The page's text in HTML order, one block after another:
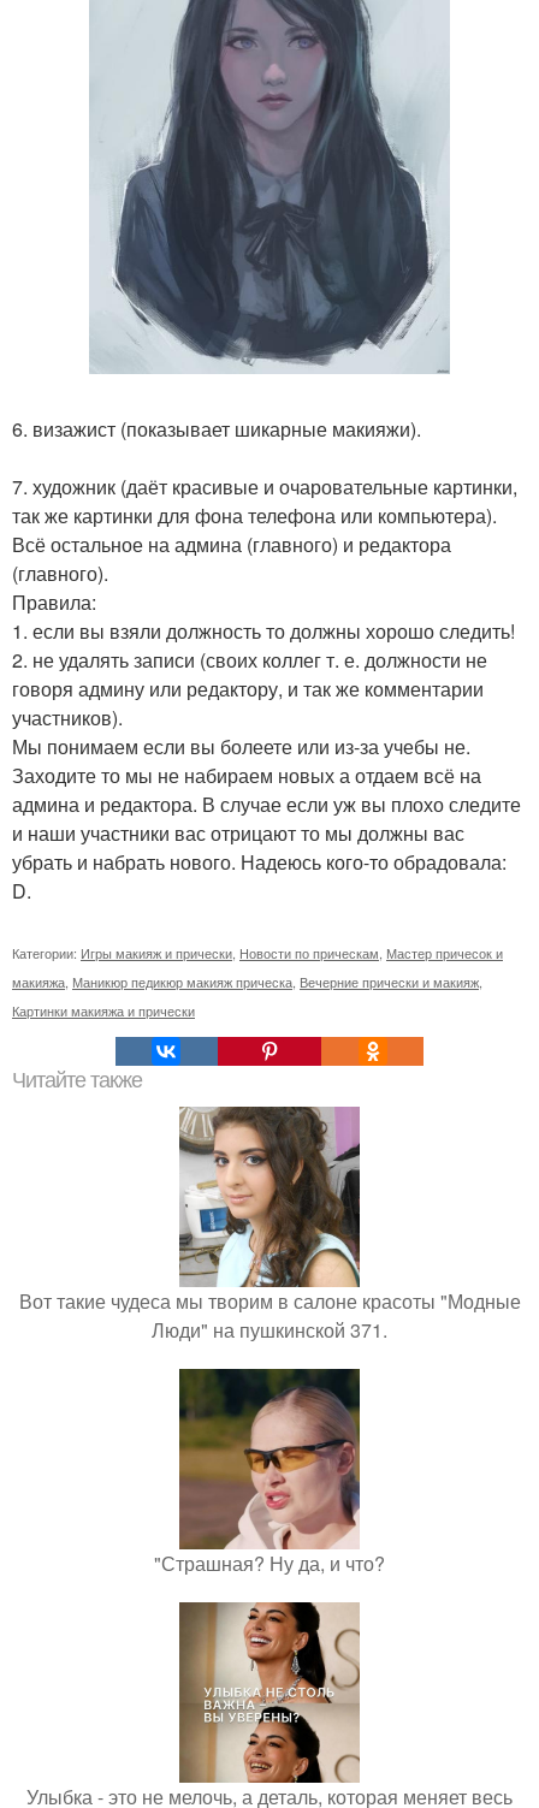
6. визажист (показывает шикарные макияжи).
7. художник (даёт красивые и очаровательные картинки,
так же картинки для фона телефона или компьютера).
Всё остальное на админа (главного) и редактора
(главного).
Правила:
1. если вы взяли должность то должны хорошо следить!
2. не удалять записи (своих коллег т. е. должности не
говоря админу или редактору, и так же комментарии
участников).
Мы понимаем если вы болеете или из-за учебы не.
Заходите то мы не набираем новых а отдаем всё на
админа и редактора. В случае если уж вы плохо следите
и наши участники вас отрицают то мы должны вас
убрать и набрать нового. Надеюсь кого-то обрадовала:
D.
Категории: Игры макияж и прически, Новости по прическам, Мастер причесок и
макияжа, Маникюр педикюр макияж прическа, Вечерние прически и макияж,
Картинки макияжа и прически
Читайте также
Вот такие чудеса мы творим в салоне красоты "Модные
Люди" на пушкинской 371.
"Страшная? Ну да, и что?
Улыбка - это не мелочь, а деталь, которая меняет весь